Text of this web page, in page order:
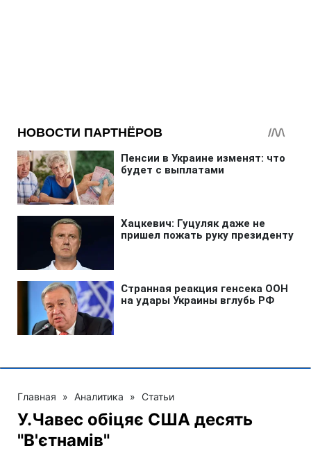
Главная » Аналитика » Статьи
У.Чавес обіцяє США десять
"В'єтнамів"